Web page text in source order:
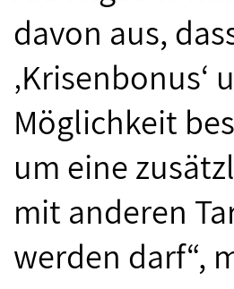
davon aus,
Möglichkeit
um eine
mit anderen
werden darf“,